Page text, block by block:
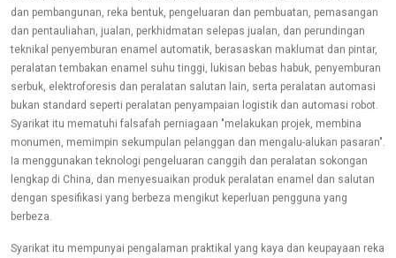
dan pembangunan, reka bentuk, pengeluaran dan pembuatan, pemasangan
dan pentauliahan, jualan, perkhidmatan selepas jualan, dan perundingan
teknikal penyemburan enamel automatik, berasaskan maklumat dan pintar,
peralatan tembakan enamel suhu tinggi, lukisan bebas habuk, penyemburan
serbuk, elektroforesis dan peralatan salutan lain, serta peralatan automasi
bukan standard seperti peralatan penyampaian logistik dan automasi robot.
Syarikat itu mematuhi falsafah perniagaan "melakukan projek, membina
monumen, memimpin sekumpulan pelanggan dan mengalu-alukan pasaran".
Ia menggunakan teknologi pengeluaran canggih dan peralatan sokongan
lengkap di China, dan menyesuaikan produk peralatan enamel dan salutan
dengan spesifikasi yang berbeza mengikut keperluan pengguna yang
berbeza.
Syarikat itu mempunyai pengalaman praktikal yang kaya dan keupayaan reka